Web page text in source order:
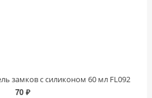
замков с силиконом 60 мл FL092
70 ₽